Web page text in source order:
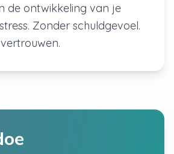
de ontwikkeling van je
Zonder schuldgevoel.